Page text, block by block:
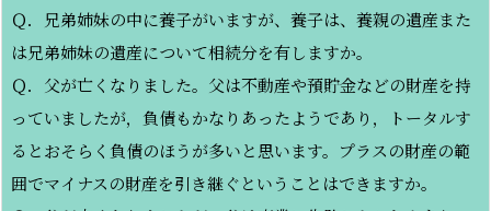
Ｑ．兄弟姉妹の中に養子がいますが、養子は、養親の遺産また
は兄弟姉妹の遺産について相続分を有しますか。
Ｑ．父が亡くなりました。父は不動産や預貯金などの財産を持
っていましたが，負債もかなりあったようであり，トータルす
るとおそらく負債のほうが多いと思います。プラスの財産の範
囲でマイナスの財産を引き継ぐということはできますか。